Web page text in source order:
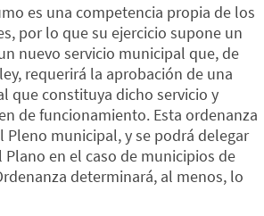
es una competencia propia de los
por lo que su ejercicio supone un
nuevo servicio municipal que, de
requerirá la aprobación de una
que constituya dicho servicio y
de funcionamiento. Esta ordenanza
Pleno municipal, y se podrá delegar
Plano en el caso de municipios de
determinará, al menos, lo